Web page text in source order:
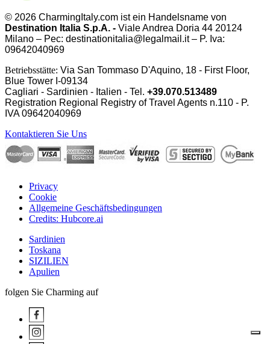
© 2026 CharmingItaly.com ist ein Handelsname von
Destination Italia S.p.A. - Viale Andrea Doria 44 20124
Milano – Pec: destinationitalia@legalmail.it – P. Iva:
09642040969
Betriebsstätte: Via San Tommaso D'Aquino, 18 - First Floor,
Blue Tower I-09134
Cagliari - Sardinien - Italien - Tel. +39.070.513489
Registration Regional Registry of Travel Agents n.110 - P.
IVA09642040969
Kontaktieren Sie Uns
Privacy
Cookie
Allgemeine Geschäftsbedingungen
Credits: Hubcore.ai
Sardinien
Toskana
SIZILIEN
Apulien
folgen Sie Charming auf